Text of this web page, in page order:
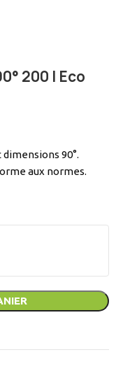
200 | Eco
90°.
aux normes.